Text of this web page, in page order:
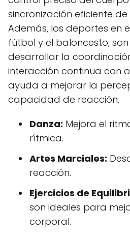
sincronización eficiente
Además, los deportes en
fútbol y el baloncesto,
desarrollar la
interacción continua con
ayuda a mejorar la
capacidad de reacción.
Danza: Mejora el
rítmica.
Artes Marciales:
reacción.
Ejercicios de
son ideales para
corporal.